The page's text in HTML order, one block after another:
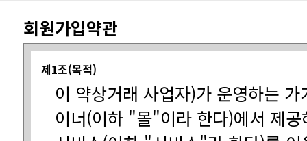
회원가입약관
제1조(목적)